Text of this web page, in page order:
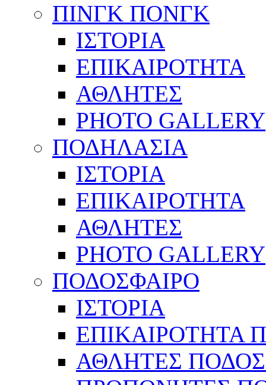
ΠΙΝΓΚ ΠΟΝΓΚ
ΙΣΤΟΡΙΑ
ΕΠΙΚΑΙΡΟΤΗΤΑ
ΑΘΛΗΤΕΣ
PHOTO GALLERY
ΠΟΔΗΛΑΣΙΑ
ΙΣΤΟΡΙΑ
ΕΠΙΚΑΙΡΟΤΗΤΑ
ΑΘΛΗΤΕΣ
PHOTO GALLERY
ΠΟΔΟΣΦΑΙΡΟ
ΙΣΤΟΡΙΑ
ΕΠΙΚΑΙΡΟΤΗΤΑ
ΑΘΛΗΤΕΣ